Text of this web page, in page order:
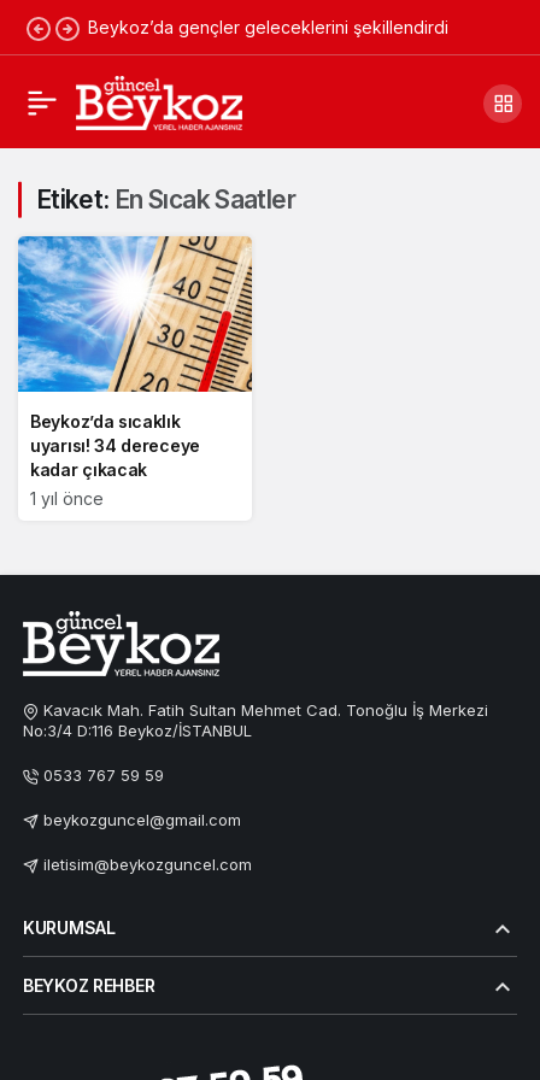
Beykoz’da gençler geleceklerini şekillendirdi
Etiket: En Sıcak Saatler
Beykoz’da sıcaklık
uyarısı! 34 dereceye
kadar çıkacak
1 yıl önce
Kavacık Mah. Fatih Sultan Mehmet Cad. Tonoğlu İş Merkezi
No:3/4 D:116 Beykoz/İSTANBUL
0533 767 59 59
beykozguncel@gmail.com
iletisim@beykozguncel.com
KURUMSAL
BEYKOZ REHBER